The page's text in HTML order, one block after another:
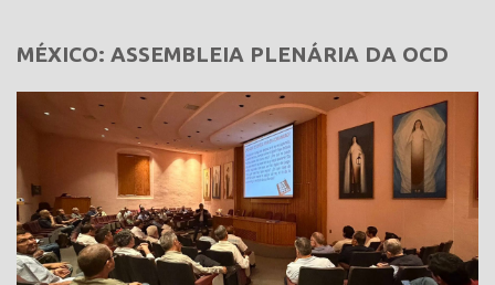
MÉXICO: ASSEMBLEIA PLENÁRIA DA OCD